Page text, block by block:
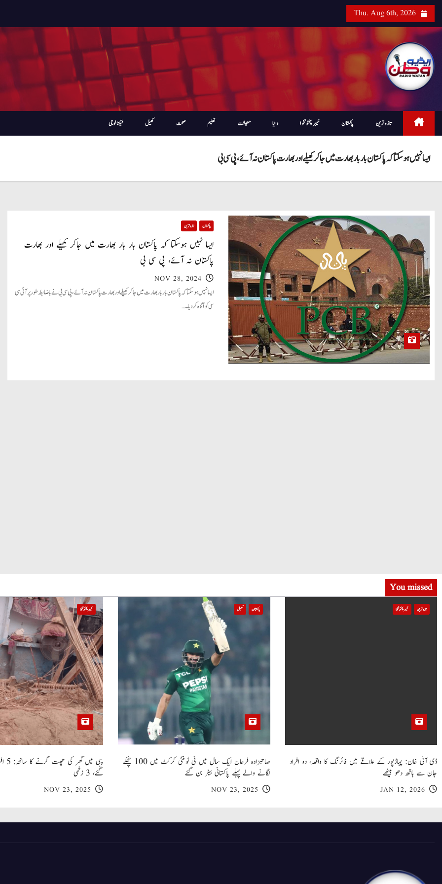
i
Thu. Aug 6th, 2026
تازہ ترین پاکستان خیبرپختونخوا دنیا معیشت تعلیم صحت کھیل ٹیکنالوجی
ایسا نہیں ہوسکتا کہ پاکستان بار بار بھارت میں جاکر کھیلے اور بھارت پاکستان نہ آئے، پی سی بی
پاکستان تازہ ترین
ایسا نہیں ہوسکتا کہ پاکستان بار بار بھارت میں جاکر کھیلے اور بھارت
پاکستان نہ آئے، پی سی بی
NOV 28, 2024
ایسا نہیں ہوسکتا کہ پاکستان بار بار بھارت میں جا کر کھیلے اور بھارت پاکستان نہ آئے، پی سی بی نے باضابطہ طور پر آئی سی
سی کو آگاہ کردیا۔…
You missed
تازہ ترین خیبر پختونخوا
ڈی آئی خان: پہاڑپور کے علاقے میں فائرنگ کا واقعہ، دو افراد
جان سے ہاتھ دھو بیٹھے
JAN 12, 2026
پاکستان کھیل
صاحبزادہ فرحان ایک سال میں ٹی ٹوئنٹی کرکٹ میں 100 چھکے
لگانے والے پہلے پاکستانی بیٹر بن گئے
NOV 23, 2025
خیبر پختونخوا
گئے، 3 زخمی
NOV 23, 2025